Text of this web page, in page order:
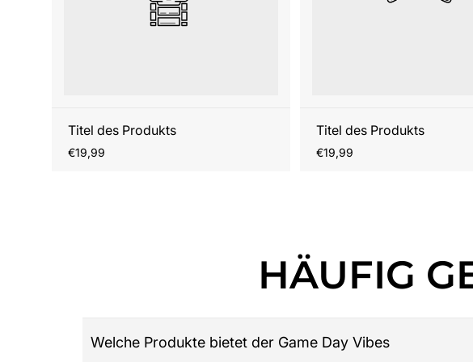
Titel des Produkts
Regulärer
€19,99
Titel des Produkts
Regulärer
€19,99
HÄUFIG
Welche Produkte bietet der Game Day Vibes